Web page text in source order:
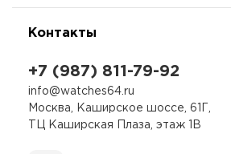
Контакты
+7 (987) 811-79-92
info@watches64.ru
Москва, Каширское шоссе, 61Г,
ТЦ Каширская Плаза, этаж 1В